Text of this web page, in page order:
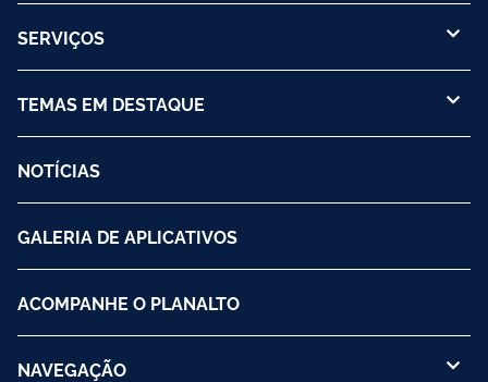
SERVIÇOS
TEMAS EM DESTAQUE
NOTÍCIAS
GALERIA DE APLICATIVOS
ACOMPANHE O PLANALTO
NAVEGAÇÃO